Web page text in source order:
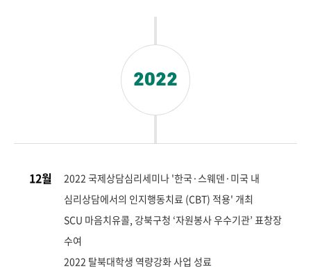
2022
12월
2022 국제상담심리세미나 '한국·스웨덴·미국 내
심리상담에서의 인지행동치료 (CBT) 적용' 개최
SCU 마음치유콜, 강북구청 ‘자원봉사 우수기관’ 표창장
수여
2022 탈북대학생 역량강화 사업 성료